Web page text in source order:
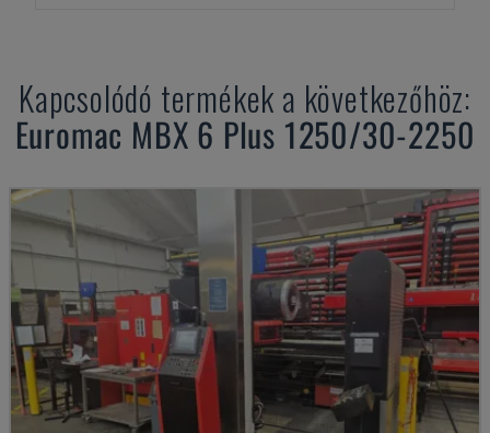
Kapcsolódó termékek a következőhöz:
Euromac MBX 6 Plus 1250/30-2250